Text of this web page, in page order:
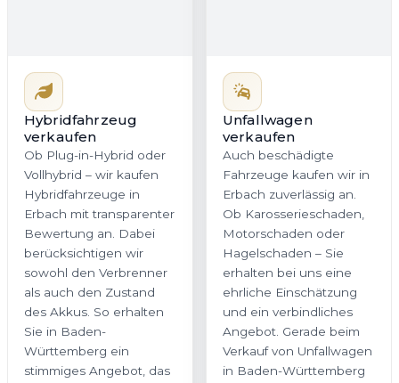
Erbach mit transparenter
Bewertung an. Dabei
berücksichtigen wir
sowohl den Verbrenner
als auch den Zustand
des Akkus. So erhalten
Sie in Baden-
Württemberg ein
stimmiges Angebot, das
dem tatsächlichen
Fahrzeugwert gerecht
wird.
Jetzt Hybrid
bewerten
Erbach zuverlässig an.
Ob Karosserieschaden,
Motorschaden oder
Hagelschaden – Sie
erhalten bei uns eine
ehrliche Einschätzung
und ein verbindliches
Angebot. Gerade beim
Verkauf von Unfallwagen
in Baden-Württemberg
ist Transparenz
entscheidend, und
genau dafür stehen wir.
Jetzt Unfallwagen
bewerten